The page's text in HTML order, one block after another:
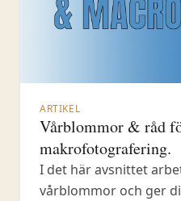
ARTIKEL
Vårblommor & råd
makrofotografering.
I det här avsnittet
vårblommor och ger